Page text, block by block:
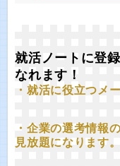
就活ノートに登
なれます！
・就活に役立つメ
・企業の選考情報
見放題になります。